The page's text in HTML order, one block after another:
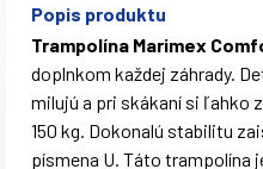
Popis produktu
Trampolína Marimex
doplnkom každej záhrady.
milujú a pri skákaní si ľahko
150 kg. Dokonalú stabilitu
písmena U. Táto trampolína